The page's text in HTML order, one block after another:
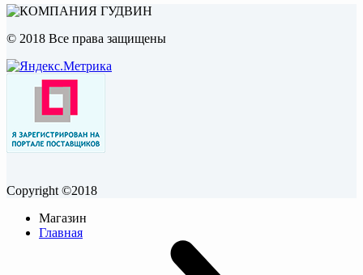
© 2018 Все права защищены
Copyright ©2018
Магазин
Главная